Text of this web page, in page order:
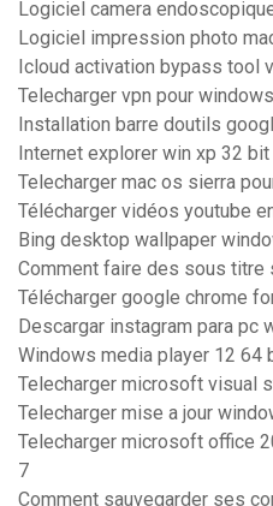
Logiciel camera
Logiciel impression photo
Icloud activation bypass tool
Telecharger vpn pour
Installation barre doutils
Internet explorer win xp 32
Telecharger mac os sierra
Télécharger vidéos youtube
Bing desktop wallpaper
Comment faire des sous titre
Télécharger google chrome
Descargar instagram para pc
Windows media player 12 64
Telecharger microsoft visual
Telecharger mise a jour
Telecharger microsoft office
7
Comment sauvegarder ses